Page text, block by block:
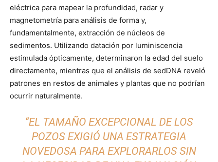
eléctrica para mapear la profundidad, radar y
magnetometría para análisis de forma y,
fundamentalmente, extracción de núcleos de
sedimentos. Utilizando datación por luminiscencia
estimulada ópticamente, determinaron la edad del suelo
directamente, mientras que el análisis de sedDNA reveló
patrones en restos de animales y plantas que no podrían
ocurrir naturalmente.
“EL TAMAÑO EXCEPCIONAL DE LOS
POZOS EXIGIÓ UNA ESTRATEGIA
NOVEDOSA PARA EXPLORARLOS SIN